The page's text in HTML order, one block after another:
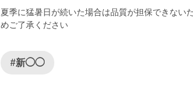
夏季に猛暑日が続いた場合は品質が担保できない
めご了承ください
#新◯◯